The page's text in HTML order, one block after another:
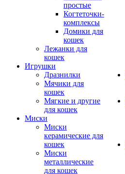
простые
Когтеточки-
комплексы
Домики для
кошек
Лежанки для
кошек
Игрушки
Дразнилки
Мячики для
кошек
Мягкие и другие
для кошек
Миски
Миски
керамические для
кошек
Миски
металлические
для кошек